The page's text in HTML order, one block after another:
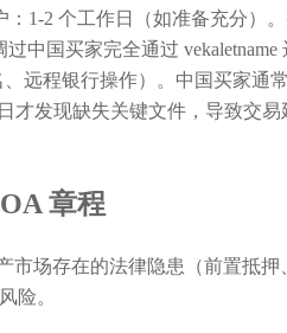
1-2 个工作日（如准备充分）
中国买家完全通过 vekaletname
远程银行操作）。中国买家通
发现缺失关键文件，导致交易
章程
场存在的法律隐患（前置抵押
险。